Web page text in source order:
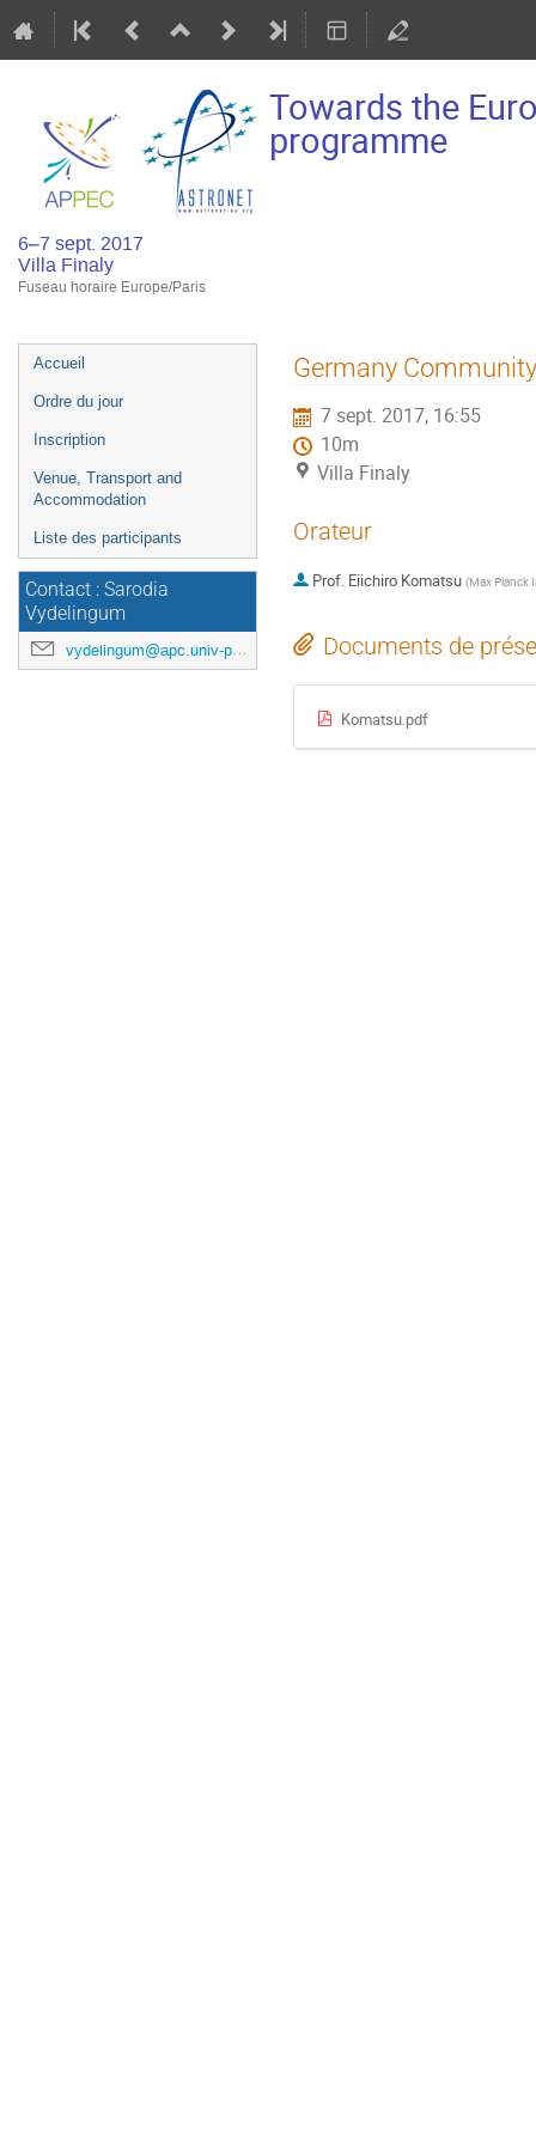
Towards the
programme
6–7 sept. 2017
Villa Finaly
Fuseau horaire Europe/Paris
Menu
de
Accueil
Ordre du jour
Inscription
Venue, Transport and
Accommodation
Liste des participants
Contact : Sarodia
Vydelingum
vydelingum@apc.univ-paris7.fr
Germany
7 sept. 2017, 16:55
10m
Villa Finaly
Orateur
Prof. Eiichiro Komatsu (Max Planck
Documents de
Komatsu.pdf